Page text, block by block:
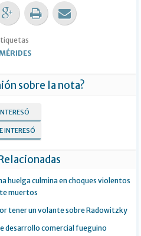
sobre la nota?
INTERESÓ
huelga culmina en choques violentos
muertos
tener un volante sobre Radowitzky
desarrollo comercial fueguino